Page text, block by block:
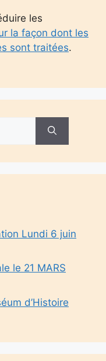
les
la façon dont les
sont traitées.
Lundi 6 juin
le 21 MARS
d’Histoire